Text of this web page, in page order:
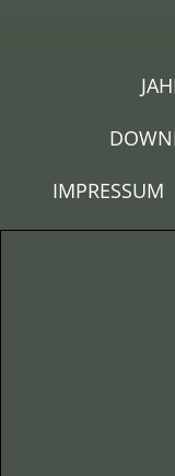
IMPRESSUM